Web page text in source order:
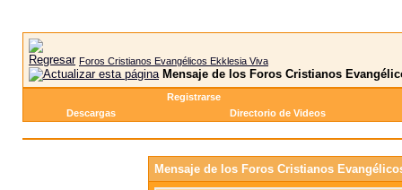
Foros Cristianos Evangélicos Ekklesia Viva
Mensaje de los Foros Cristianos
Registrarse
Descargas
Directorio de Videos
Mensaje de los Foros Cristianos